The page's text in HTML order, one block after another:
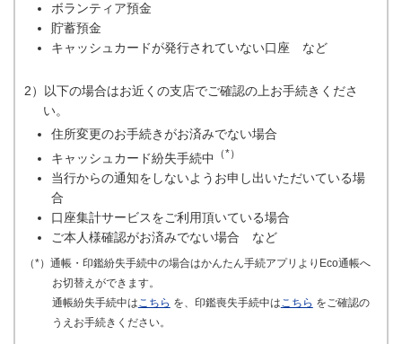
ボランティア預金
貯蓄預金
キャッシュカードが発行されていない口座 など
2）以下の場合はお近くの支店でご確認の上お手続きくださ
い。
住所変更のお手続きがお済みでない場合
キャッシュカード紛失手続中
（*）
当行からの通知をしないようお申し出いただいている場
合
口座集計サービスをご利用頂いている場合
ご本人様確認がお済みでない場合 など
（*）通帳・印鑑紛失手続中の場合はかんたん手続アプリよりEco通帳へ
お切替えができます。
通帳紛失手続中は こちら を、印鑑喪失手続中は こちら をご確認の
うえお手続きください。